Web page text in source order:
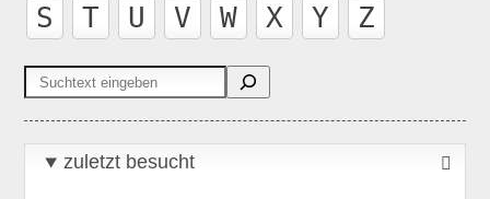
S
T U V W X Y Z
Suchen
zuletzt besucht